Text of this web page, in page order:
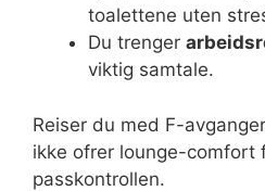
toalettene uten
Du trenger
viktig samtale.
Reiser du med F-
ikke ofrer lounge-comfort
passkontrollen.